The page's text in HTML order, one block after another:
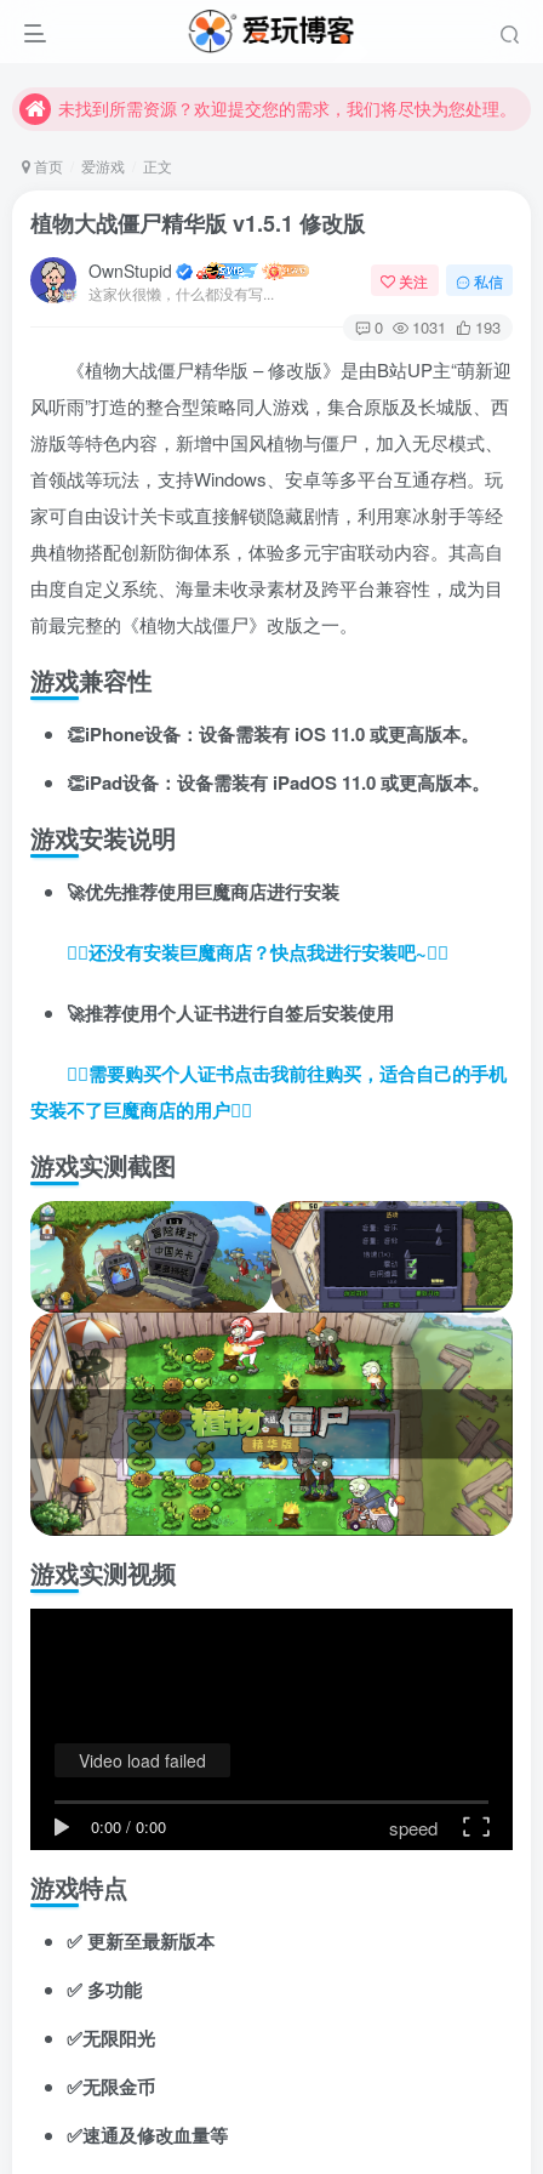
未找到所需资源？欢迎提交您的需求，我们将尽快为您处理。
未找到所需资源？欢迎提交您的需求，我们将尽快为您处理。
首页 爱游戏 正文
植物大战僵尸精华版 v1.5.1 修改版
OwnStupid
这家伙很懒，什么都没有写...
关注 私信
0 1031 193
《植物大战僵尸精华版 – 修改版》是由B站UP主“萌新迎
风听雨”打造的整合型策略同人游戏，集合原版及长城版、西
游版等特色内容，新增中国风植物与僵尸，加入无尽模式、
首领战等玩法，支持Windows、安卓等多平台互通存档。玩
家可自由设计关卡或直接解锁隐藏剧情，利用寒冰射手等经
典植物搭配创新防御体系，体验多元宇宙联动内容。其高自
由度自定义系统、海量未收录素材及跨平台兼容性，成为目
前最完整的《植物大战僵尸》改版之一。
游戏兼容性
👏iPhone设备：设备需装有 iOS 11.0 或更高版本。
👏iPad设备：设备需装有 iPadOS 11.0 或更高版本。
游戏安装说明
🚀优先推荐使用巨魔商店进行安装
👉🏼还没有安装巨魔商店？快点我进行安装吧~👈🏼
🚀推荐使用个人证书进行自签后安装使用
👉🏼需要购买个人证书点击我前往购买，适合自己的手机
安装不了巨魔商店的用户👈🏼
游戏实测截图
游戏实测视频
0:00 / 0:00 speed
Video load failed
游戏特点
✅ 更新至最新版本
✅ 多功能
✅无限阳光
✅无限金币
✅速通及修改血量等
登录
没有账号？立即注册
用户名或邮箱
登录密码
记住登录 找回密码